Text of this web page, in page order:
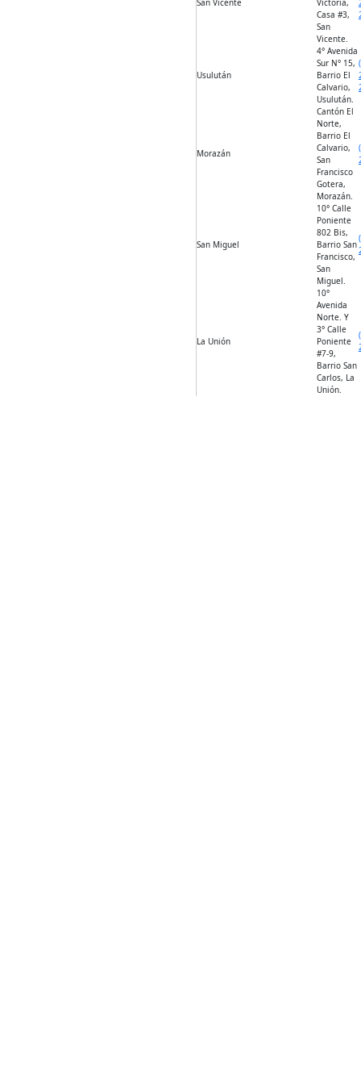
Casa #3,
San
Vicente.
Usulután
4° Avenida
Sur N° 15,
Barrio El
Calvario,
Usulután.
Morazán
Cantón El
Norte,
Barrio El
Calvario,
San
Francisco
Gotera,
Morazán.
San Miguel
10° Calle
Poniente
802 Bis,
Barrio San
Francisco,
San
Miguel.
La Unión
10°
Avenida
Norte. Y
3° Calle
Poniente
#7-9,
Barrio San
Carlos, La
Unión.